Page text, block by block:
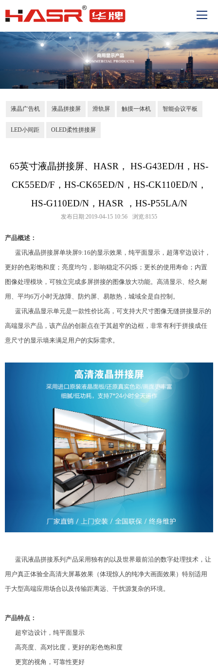
液晶广告机 液晶拼接屏 滑轨屏 触摸一体机 智能会议平板
LED小间距 OLED柔性拼接屏
65英寸液晶拼接屏、HASR， HS-G43ED/H，HS-
CK55ED/F，HS-CK65ED/N，HS-CK110ED/N，
HS-G110ED/N，HASR ，HS-P55LA/N​
发布日期:2019-04-15 10:56 浏览:8155
产品概述：
蓝讯液晶拼接屏单块屏9:16的显示效果，纯平面显示，超薄窄边设计，
更好的色彩饱和度；亮度均匀，影响稳定不闪烁；更长的使用寿命；内置
图像处理模块，可独立完成多屏拼接的图像放大功能。高清显示、经久耐
用、平均6万小时无故障、防灼屏、易散热，城域全是自控制。
蓝讯液晶显示单元是一款性价比高，可支持大尺寸图像无缝拼接显示的
高端显示产品，该产品的创新点在于其超窄的边框，非常有利于拼接成任
意尺寸的显示墙来满足用户的实际需求。
蓝讯液晶拼接系列产品采用独有的以及世界最前沿的数字处理技术，让
用户真正体验全高清大屏幕效果（体现惊人的纯净大画面效果）特别适用
于大型高端应用场合以及传输距离远、干扰源复杂的环境。
产品特点：
超窄边设计，纯平面显示
高亮度、高对比度，更好的彩色饱和度
更宽的视角，可靠性更好